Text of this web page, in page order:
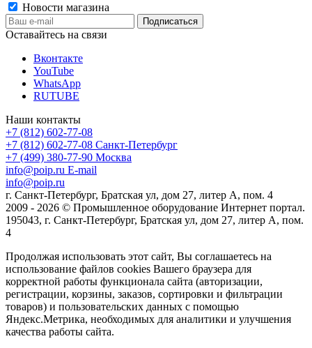
Новости магазина
Оставайтесь на связи
Вконтакте
YouTube
WhatsApp
RUTUBE
Наши контакты
+7 (812) 602-77-08
+7 (812) 602-77-08 Санкт-Петербург
+7 (499) 380-77-90 Москва
info@poip.ru E-mail
info@poip.ru
г. Санкт-Петербург, Братская ул, дом 27, литер А, пом. 4
2009 - 2026 © Промышленное оборудование Интернет портал.
195043, г. Санкт-Петербург, Братская ул, дом 27, литер А, пом.
4
Продолжая использовать этот сайт, Вы соглашаетесь на
использование файлов cookies Вашего браузера для
корректной работы функционала сайта (авторизации,
регистрации, корзины, заказов, сортировки и фильтрации
товаров) и пользовательских данных с помощью
Яндекс.Метрика, необходимых для аналитики и улучшения
качества работы сайта.